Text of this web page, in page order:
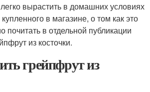
вырастить в домашних условиях
в магазине, о том как это
почитать в отдельной публикации
из косточки.
грейпфрут из